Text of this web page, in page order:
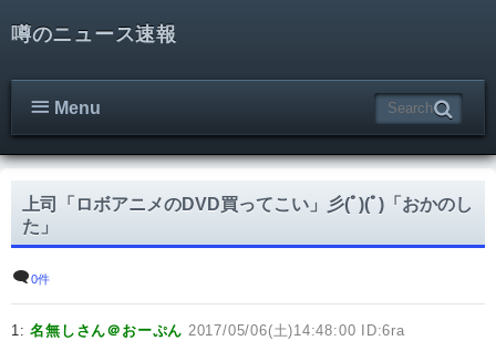
噂のニュース速報
Menu
上司「ロボアニメのDVD買ってこい」彡(ﾟ)(ﾟ)「おかのし
た」
0件
1:名無しさん＠おーぷん 2017/05/06(土)14:48:00 ID:6ra